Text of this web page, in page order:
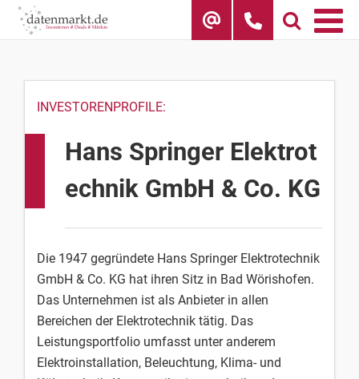
Skip
INVESTORENPROFILE:
Hans Springer Elektrot
echnik GmbH & Co. KG
Die 1947 gegründete Hans Springer Elektrotechnik
GmbH & Co. KG hat ihren Sitz in Bad Wörishofen.
Das Unternehmen ist als Anbieter in allen
Bereichen der Elektrotechnik tätig. Das
Leistungsportfolio umfasst unter anderem
Elektroinstallation, Beleuchtung, Klima- und